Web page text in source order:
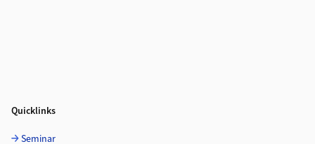
Quicklinks
Seminar